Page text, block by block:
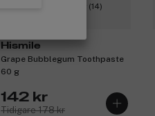
(14)
Hismile
Grape Bubblegum Toothpaste
60 g
142 kr
Tidigare 178 kr